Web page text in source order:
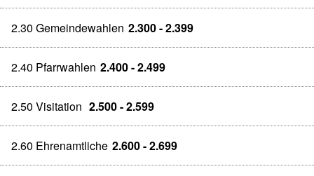
2.30 Gemeindewahlen 2.300 - 2.399
2.40 Pfarrwahlen 2.400 - 2.499
2.50 Visitation 2.500 - 2.599
2.60 Ehrenamtliche 2.600 - 2.699